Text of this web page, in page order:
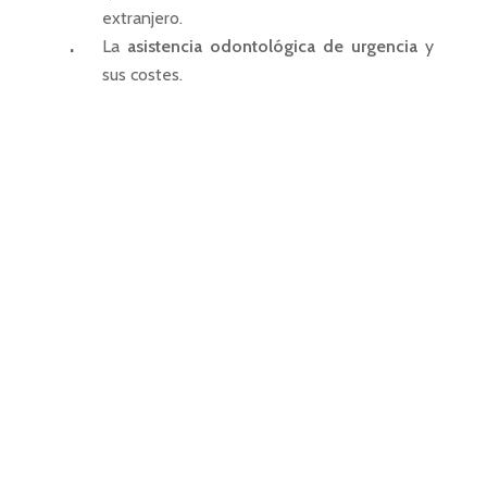
extranjero.
La asistencia odontológica de urgencia y
sus costes.